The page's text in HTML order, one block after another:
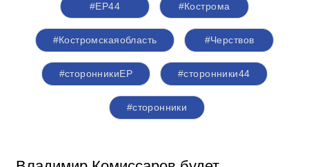
#ЕР44 #Кострома
#Костромскаяобласть #Черствов
#сторонникиЕР #сторонники44
#сторонники